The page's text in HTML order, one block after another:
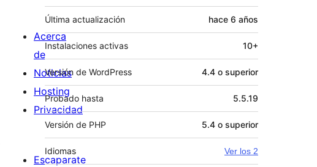
Última actualización hace 6 años
Instalaciones activas 10+
Versión de WordPress 4.4 o superior
Probado hasta 5.5.19
Versión de PHP 5.4 o superior
Idiomas Ver los 2
Acerca
de
Noticias
Hosting
Privacidad
Escaparate